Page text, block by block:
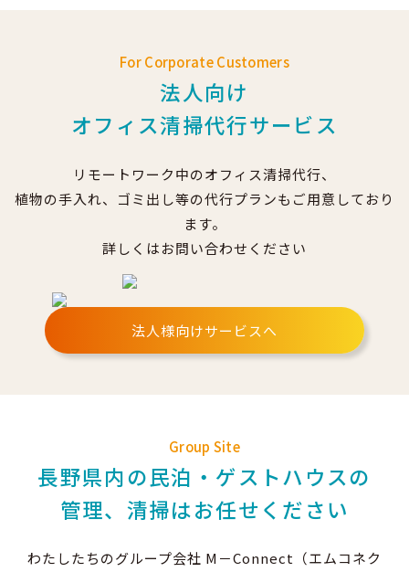
For Corporate Customers
法人向け
オフィス清掃代行サービス
リモートワーク中のオフィス清掃代行、
植物の手入れ、ゴミ出し等の代行プランもご用意しており
ます。
詳しくはお問い合わせください
法人様向けサービスへ
Group Site
長野県内の民泊・ゲストハウスの
管理、清掃はお任せください
わたしたちのグループ会社 M－Connect（エムコネク